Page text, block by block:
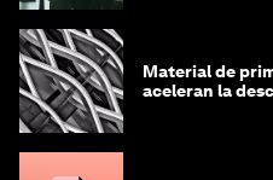
Material de
aceleran la